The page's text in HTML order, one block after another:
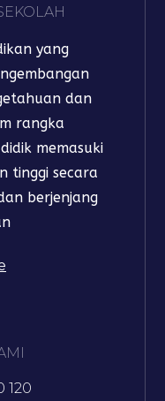
yang
dan
rangka
memasuki
tinggi secara
berjenjang
120